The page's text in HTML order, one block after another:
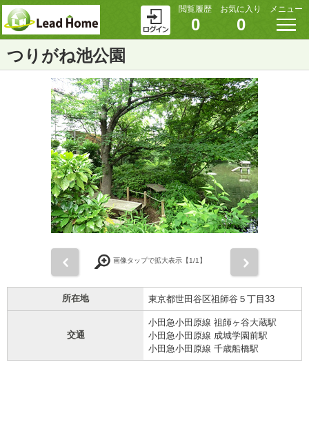
閲覧履歴
0
お気に入り
0
メニュー
つりがね池公園
画像タップで拡大表示【1/1】
所在地 東京都世田谷区祖師谷５丁目33
交通
小田急小田原線 祖師ヶ谷大蔵駅
小田急小田原線 成城学園前駅
小田急小田原線 千歳船橋駅